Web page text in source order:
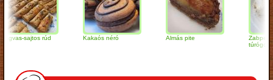
sajtos rúd Kakaós néró Almás pite
Zabpelyhes
túrógombóc